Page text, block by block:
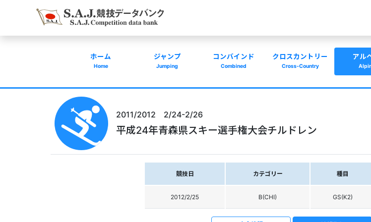
ホーム
Home
ジャンプ
Jumping
コンバインド
Combined
クロスカントリー
Cross-Country
アル
2011/2012 2/24-2/26
平成24年青森県スキー選手権大会チルドレン
競技日 カテゴリー 種目
2012/2/25 B(CHI) GS(K2)